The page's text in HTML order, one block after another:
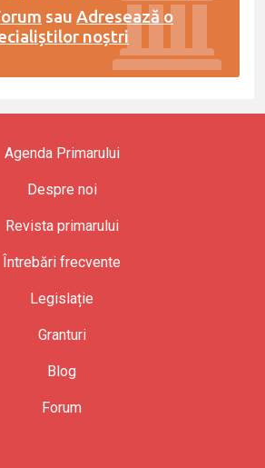
sau Adresează o
noștri
Agenda Primarului
Despre noi
Revista primarului
Întrebări frecvente
Legislație
Granturi
Blog
Forum